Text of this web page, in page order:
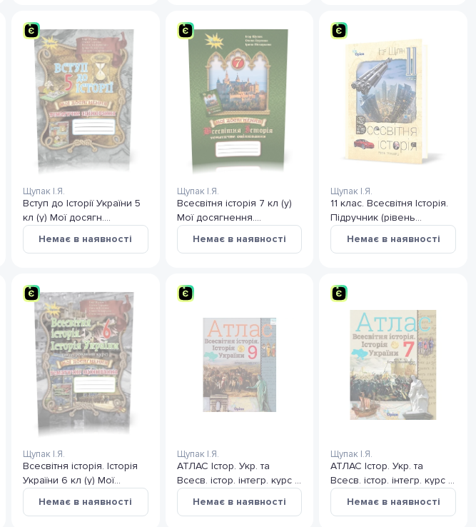
Щупак І.Я.
Вступ до Історії України 5
кл (у) Мої досягн.
Тематичне оцінювання
Щупак
Немає в наявності
Щупак І.Я.
Всесвітня історія 7 кл (у)
Мої досягнення.
Тематичне
оцінювання.Щупак
Немає в наявності
Щупак І.Я.
11 клас. Всесвітня Історія.
Підручник (рівень
стандарту). Щупак І. Я.
Немає в наявності
Щупак І.Я.
Всесвітня історія. Історія
України 6 кл (у) Мої
досягн.Тем. оцінюван.
Щупак
Немає в наявності
Щупак І.Я.
АТЛАС Істор. Укр. та
Всесв. істор. інтегр. курс 9
кл
Немає в наявності
Щупак І.Я.
АТЛАС Істор. Укр. та
Всесв. істор. інтегр. курс 7
кл
Немає в наявності